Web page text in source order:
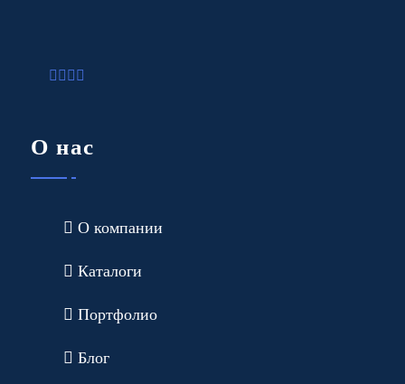
О нас
О компании
Каталоги
Портфолио
Блог